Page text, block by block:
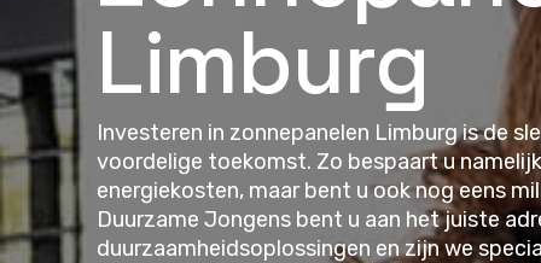
Limburg
Investeren in zonnepanelen Limburg is de
voordelige toekomst. Zo bespaart u
energiekosten, maar bent u ook nog eens
Duurzame Jongens bent u aan het juiste
duurzaamheidsoplossingen en zijn we